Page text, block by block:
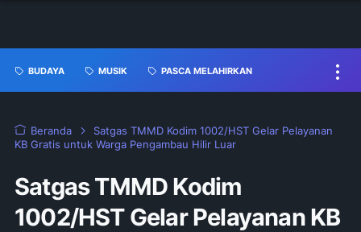
BUDAYA MUSIK PASCA MELAHIRKAN
Beranda
Satgas TMMD Kodim 1002/HST Gelar Pelayanan
KB Gratis untuk Warga Pengambau Hilir Luar
Satgas TMMD Kodim
1002/HST Gelar Pelayanan KB